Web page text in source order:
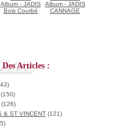
Album - JADIS
Bois Courbé
Album - JADIS
CANNAGE
Des Articles :
(150)
(126)
& ST VINCENT (121)